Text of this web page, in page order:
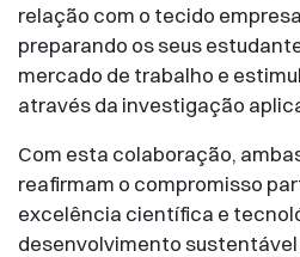
relação com o tecido
preparando os seus
mercado de trabalho e
através da investigação
Com esta colaboração,
reafirmam o compromisso
excelência científica e
desenvolvimento sustentável